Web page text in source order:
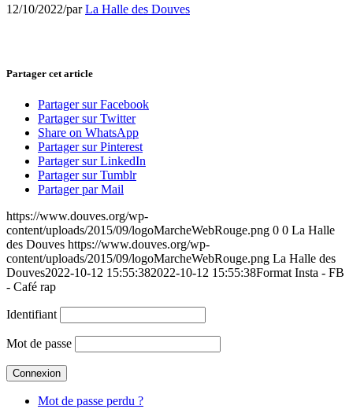
12/10/2022/parLa Halle des Douves
Partager cet article
Partager sur Facebook
Partager sur Twitter
Share on WhatsApp
Partager sur Pinterest
Partager sur LinkedIn
Partager sur Tumblr
Partager par Mail
https://www.douves.org/wp-
content/uploads/2015/09/logoMarcheWebRouge.png 0 0 La Halle
des Douves https://www.douves.org/wp-
content/uploads/2015/09/logoMarcheWebRouge.png La Halle des
Douves2022-10-12 15:55:382022-10-12 15:55:38Format Insta - FB
- Café rap
Identifiant
Mot de passe
Mot de passe perdu ?